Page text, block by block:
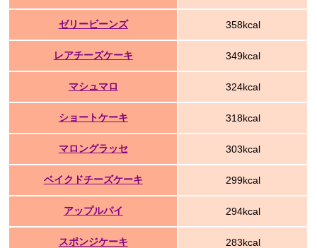
ゼリービーンズ 358kcal
レアチーズケーキ 349kcal
マシュマロ 324kcal
ショートケーキ 318kcal
マロングラッセ 303kcal
ベイクドチーズケーキ 299kcal
アップルパイ 294kcal
スポンジケーキ 283kcal